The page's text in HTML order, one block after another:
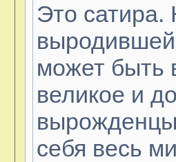
Это сатира.
может быть
великое и
себя весь